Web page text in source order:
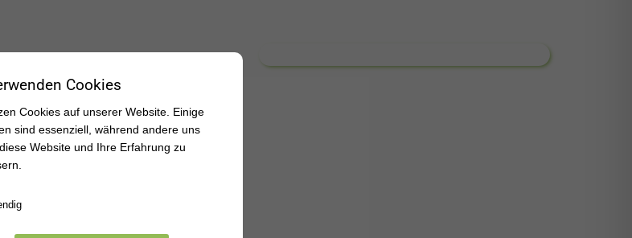
Präzision und volle
wird von unserem
Wir wissen, wie
die volle Aufmerksamkeit auf
zu gewährleisten.
Cookies
Cookies auf unserer Website. Einige
sind essenziell, während andere uns
Website und Ihre Erfahrung zu